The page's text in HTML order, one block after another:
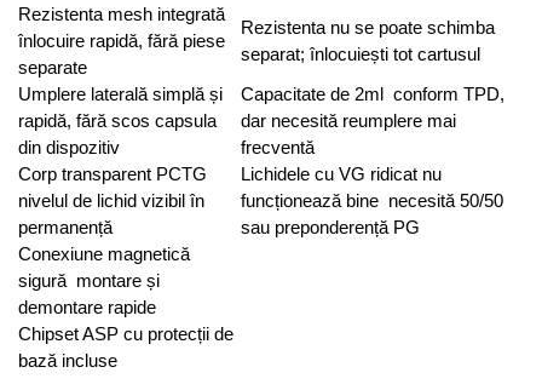
Rezistenta mesh integrată
înlocuire rapidă, fără piese
separate
Rezistenta nu se poate schimba
separat; înlocuiești tot cartusul
Umplere laterală simplă și
rapidă, fără scos capsula
din dispozitiv
Capacitate de 2ml conform TPD,
dar necesită reumplere mai
frecventă
Corp transparent PCTG
nivelul de lichid vizibil în
permanență
Lichidele cu VG ridicat nu
funcționează bine necesită 50/50
sau preponderență PG
Conexiune magnetică
sigură montare și
demontare rapide
Chipset ASP cu protecții de
bază incluse